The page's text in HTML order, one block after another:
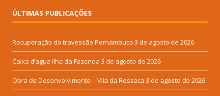
ÚLTIMAS PUBLICAÇÕES
Recuperação do travessão Pernambuco 3 de agosto de 2026
Caixa d’agua Ilha da Fazenda 3 de agosto de 2026
Obra de Desenvolvimento – Vila da Ressaca 3 de agosto de 2026